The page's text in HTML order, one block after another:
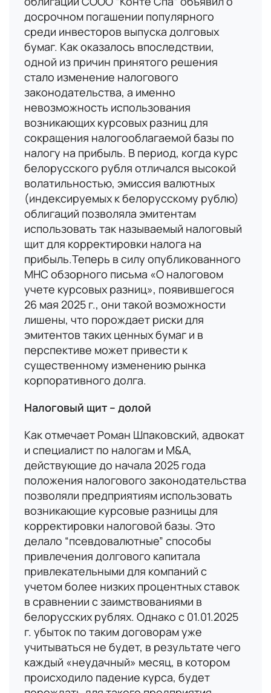
досрочном погашении популярного
среди инвесторов выпуска долговых
бумаг. Как оказалось впоследствии,
одной из причин принятого решения
стало изменение налогового
законодательства, а именно
невозможность использования
возникающих курсовых разниц для
сокращения налогооблагаемой базы по
налогу на прибыль. В период, когда курс
белорусского рубля отличался высокой
волатильностью, эмиссия валютных
(индексируемых к белорусскому рублю)
облигаций позволяла эмитентам
использовать так называемый налоговый
щит для корректировки налога на
прибыль.Теперь в силу опубликованного
МНС обзорного письма «О налоговом
учете курсовых разниц», появившегося
26 мая 2025 г., они такой возможности
лишены, что порождает риски для
эмитентов таких ценных бумаг и в
перспективе может привести к
существенному изменению рынка
корпоративного долга.
Налоговый щит – долой
Как отмечает Роман Шпаковский, адвокат
и специалист по налогам и M&A,
действующие до начала 2025 года
положения налогового законодательства
позволяли предприятиям использовать
возникающие курсовые разницы для
корректировки налоговой базы. Это
делало “псевдовалютные” способы
привлечения долгового капитала
привлекательными для компаний с
учетом более низких процентных ставок
в сравнении с заимствованиями в
белорусских рублях. Однако с 01.01.2025
г. убыток по таким договорам уже
учитываться не будет, в результате чего
каждый «неудачный» месяц, в котором
происходило падение курса, будет